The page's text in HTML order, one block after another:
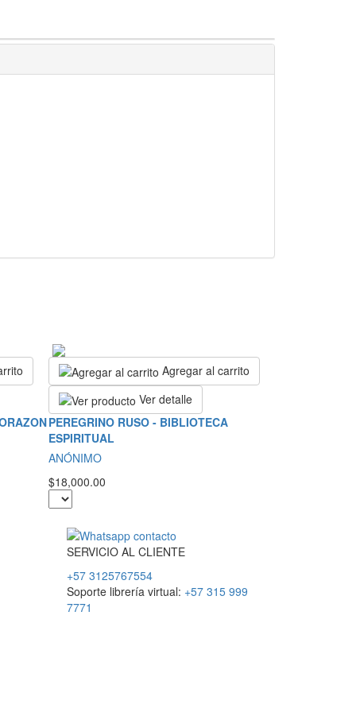
Agregar al carrito
Ver detalle
PEREGRINO RUSO - BIBLIOTECA
ESPIRITUAL
ANÓNIMO
$18,000.00
SERVICIOAL CLIENTE
+57 3125767554
Soporte librería virtual: +57 315 999
7771